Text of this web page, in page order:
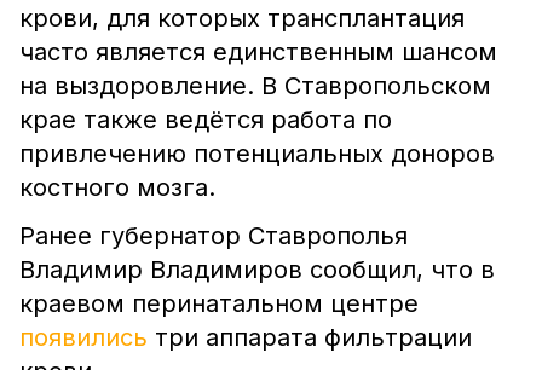
крови, для которых трансплантация
часто является единственным шансом
на выздоровление. В Ставропольском
крае также ведётся работа по
привлечению потенциальных доноров
костного мозга.
Ранее губернатор Ставрополья
Владимир Владимиров сообщил, что в
краевом перинатальном центре
появились три аппарата фильтрации